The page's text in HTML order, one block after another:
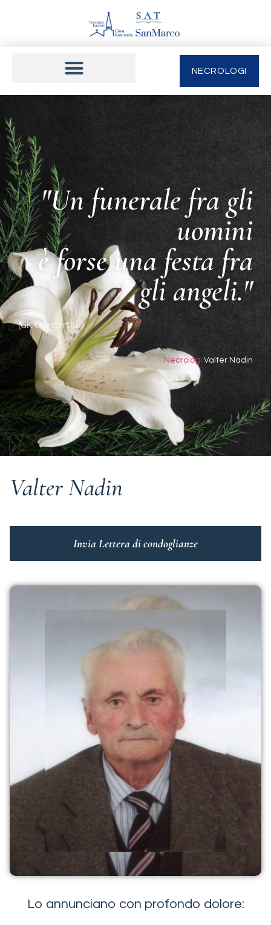
NECROLOGI
"Un funerale fra gli
uomini
è forse una festa fra
gli angeli."
(GK Chesterton)
Necrologi Valter Nadin
Valter Nadin
Invia Lettera di condoglianze
Lo annunciano con profondo dolore: